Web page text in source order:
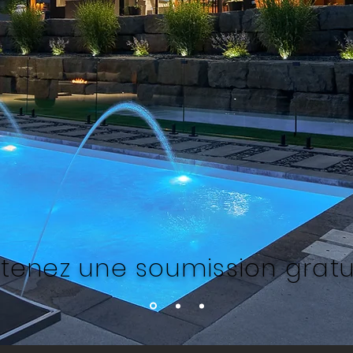
une soumission